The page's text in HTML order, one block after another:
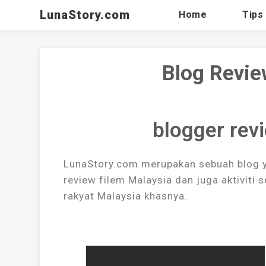
LunaStory.com Home Tips
Blog
blogger
LunaStory.com merupakan sebuah
review filem Malaysia dan juga aktiviti
rakyat Malaysia khasnya.